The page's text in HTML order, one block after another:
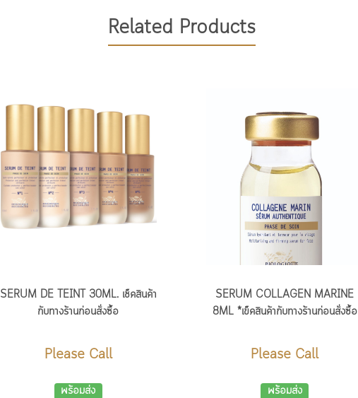
Related Products
SERUM DE TEINT 30ML. เช็คสินค้า
กับทางร้านก่อนสั่งซื้อ
Please Call
พร้อมส่ง
SERUM COLLAGEN MARINE
8ML *เข็คสินค้ากับทางร้านก่อนสั่งซื้อ
Please Call
พร้อมส่ง